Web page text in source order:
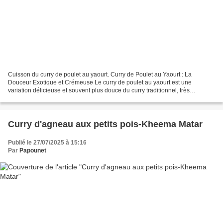
Cuisson du curry de poulet au yaourt. Curry de Poulet au Yaourt : La
Douceur Exotique et Crémeuse Le curry de poulet au yaourt est une
variation délicieuse et souvent plus douce du curry traditionnel, très
Curry d'agneau aux petits pois-Kheema Matar
Publié le 27/07/2025 à 15:16
Par Papounet